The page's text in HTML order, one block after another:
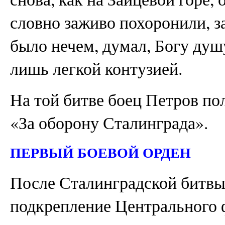
словно заживо похоронили,
было нечем, думал, Богу
лишь легкой контузией.
На той битве боец Петров
«За оборону Сталинграда».
ПЕРВЫЙ БОЕВОЙ ОРДЕН
После Сталинградской
подкрепление